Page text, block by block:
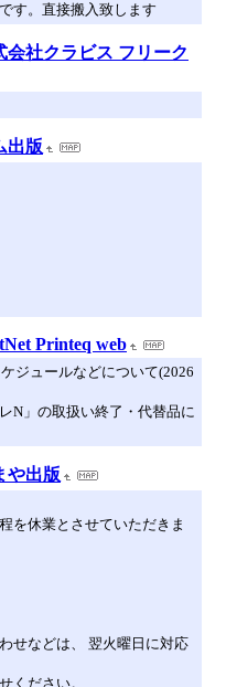
す。直接搬入致します
会社クラビス フリーク
出版
Printeq web
ジュールなどについて(2026
N」の取扱い終了・代替品に
や出版
を休業とさせていただきま
せなどは、 翌火曜日に対応
ください。